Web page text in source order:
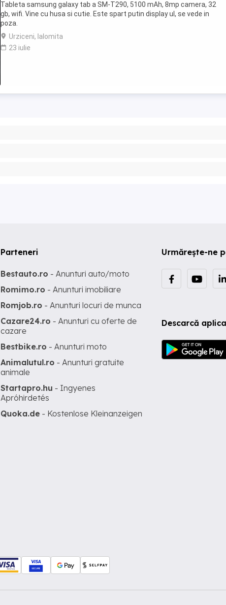
Tableta samsung galaxy tab a SM-T290, 5100 mAh, 8mp camera, 32
gb, wifi. Vine cu husa si cutie. Este spart putin display ul, se vede in
poza.
Urziceni, Ialomita
23 iulie
Urmărește-ne
Descarcă
Parteneri
Bestauto.ro - Anunturi auto/moto
Romimo.ro - Anunturi imobiliare
Romjob.ro - Anunturi locuri de munca
Cazare24.ro - Anunturi cu oferte de
cazare
Bestbike.ro - Anunturi moto
Animalutul.ro - Anunturi gratuite
animale
Startapro.hu - Ingyenes
Apróhirdetés
Quoka.de - Kostenlose Kleinanzeigen